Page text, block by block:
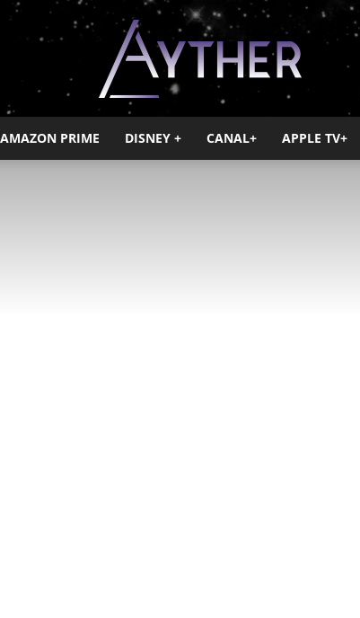
Ayther
AMAZON PRIME DISNEY + CANAL+ APPLE TV+